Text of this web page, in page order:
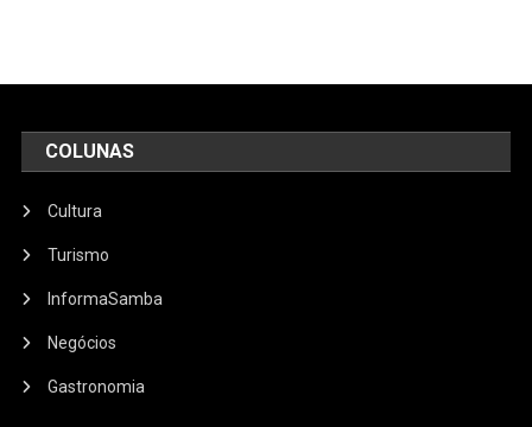
COLUNAS
Cultura
Turismo
InformaSamba
Negócios
Gastronomia